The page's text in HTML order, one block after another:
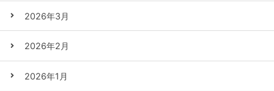
2026年3月
2026年2月
2026年1月